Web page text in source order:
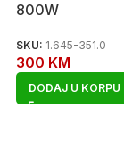
800W
SKU: 1.645-351.0
300 KM
DODAJ U KORPU